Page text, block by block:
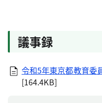
議事録
令和5年東京都教育委
[164.4KB]